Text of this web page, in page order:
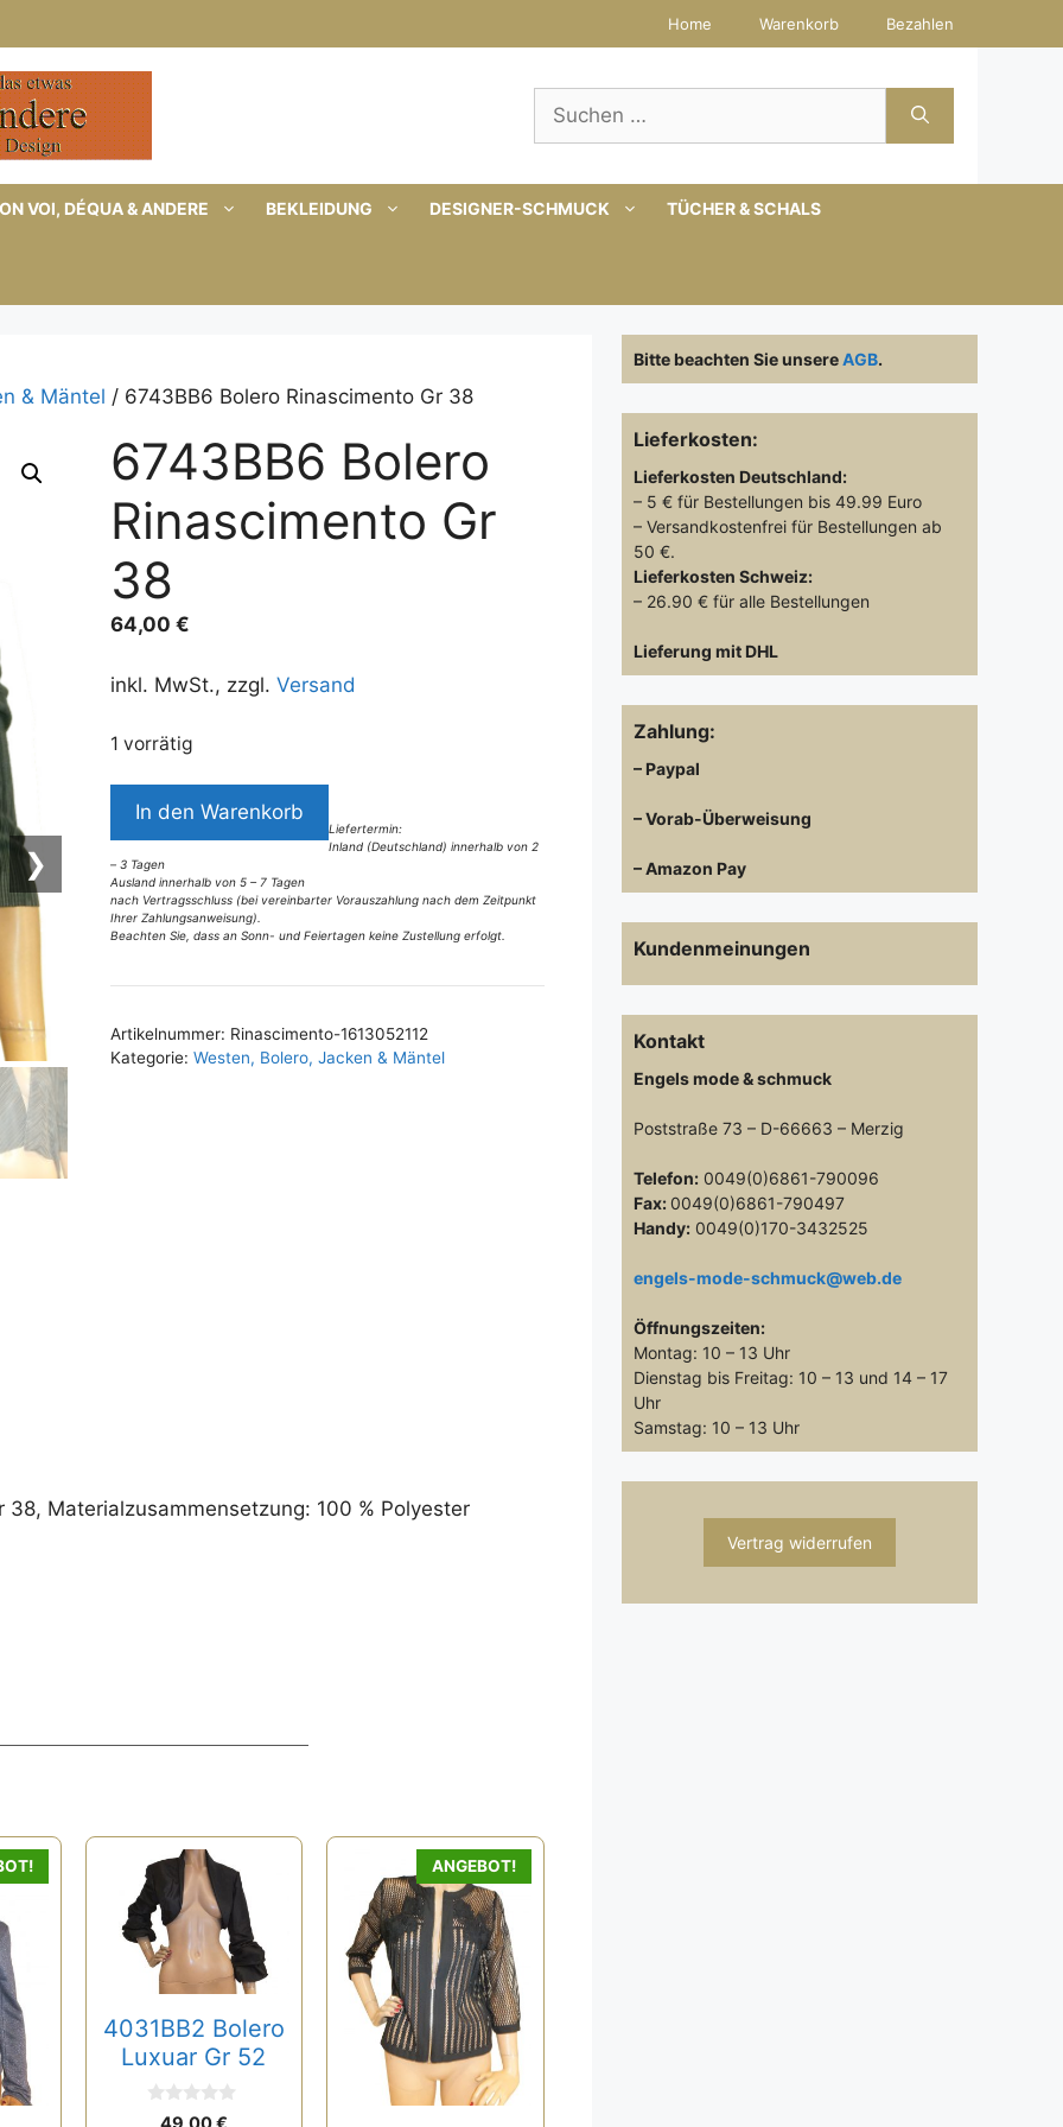
Home Warenkorb Bezahlen
Suchen
nach:
VOI, DÉQUA & ANDERE BEKLEIDUNG DESIGNER-SCHMUCK TÜCHER & SCHALS
& Mäntel / 6743BB6 Bolero Rinascimento Gr 38
❯
6743BB6 Bolero
Rinascimento Gr
38
64,00€
inkl. MwSt., zzgl.Versand
1 vorrätig
6743BB6
Bolero
Rinascimento
Gr
38
Menge
In den Warenkorb
Liefertermin:
Inland (Deutschland) innerhalb von 2
– 3 Tagen
Ausland innerhalb von 5 – 7 Tagen
nach Vertragsschluss (bei vereinbarter Vorauszahlung nach dem Zeitpunkt
Ihrer Zahlungsanweisung).
Beachten Sie, dass an Sonn- und Feiertagen keine Zustellung erfolgt.
l
e
Artikelnummer: Rinascimento-1613052112
Kategorie:Westen, Bolero, Jacken & Mäntel
Materialzusammensetzung: 100 % Polyester
4031BB2 Bolero
Luxuar Gr 52
ANGEBOT!
Produkt
weist
mehrere
Varianten
auf.
Optionen
können
Bitte beachten Sie unsereAGB.
Lieferkosten:
Lieferkosten Deutschland:
– 5 € für Bestellungen bis 49.99 Euro
– Versandkostenfrei für Bestellungen ab
50 €.
Lieferkosten Schweiz:
– 26.90 € für alle Bestellungen
Lieferung mit DHL
Zahlung:
– Paypal
– Vorab-Überweisung
– Amazon Pay
Kundenmeinungen
Kontakt
Engels mode & schmuck
Poststraße 73 – D-66663 – Merzig
Telefon: 0049(0)6861-790096
Fax: 0049(0)6861-790497
Handy: 0049(0)170-3432525
engels-mode-schmuck@web.de
Öffnungszeiten:
Montag: 10 – 13 Uhr
Dienstag bis Freitag: 10 – 13 und 14 – 17
Uhr
Samstag: 10 – 13 Uhr
Vertrag widerrufen